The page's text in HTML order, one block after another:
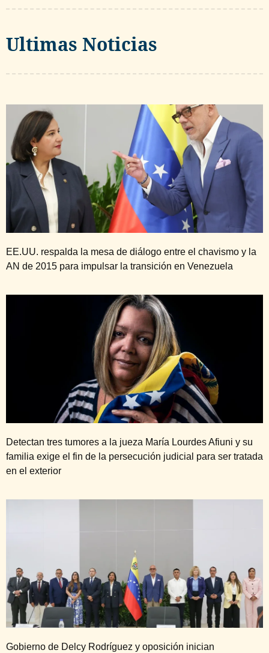
Ultimas Noticias
EE.UU. respalda la mesa de diálogo entre el chavismo y la
AN de 2015 para impulsar la transición en Venezuela
Detectan tres tumores a la jueza María Lourdes Afiuni y su
familia exige el fin de la persecución judicial para ser tratada
en el exterior
Gobierno de Delcy Rodríguez y oposición inician